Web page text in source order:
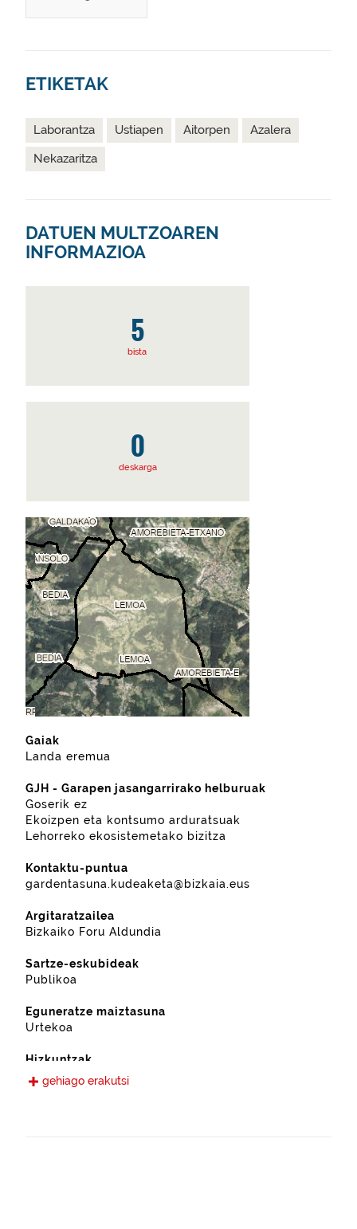
ETIKETAK
Laborantza Ustiapen Aitorpen
Azalera
Nekazaritza
DATUEN MULTZOAREN
INFORMAZIOA
5
bista
0
deskarga
Gaiak
Landa eremua
GJH - Garapen jasangarrirako helburuak
Goserik ez
Ekoizpen eta kontsumo arduratsuak
Lehorreko ekosistemetako bizitza
Kontaktu-puntua
gardentasuna.kudeaketa@bizkaia.eus
Argitaratzailea
Bizkaiko Foru Aldundia
Sartze-eskubideak
Publikoa
Eguneratze maiztasuna
Urtekoa
Hizkuntzak
Gaztelania
gehiago erakutsi